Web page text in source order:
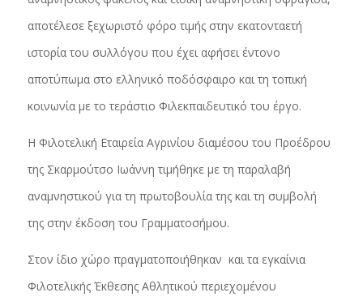
αποτέλεσε ξεχωριστό φόρο τιμής στην εκατονταετή
ιστορία του συλλόγου που έχει αφήσει έντονο
αποτύπωμα στο ελληνικό ποδόσφαιρο και τη τοπική
κοινωνία με το τεράστιο Φιλεκπαιδευτικό του έργο.
Η Φιλοτελική Εταιρεία Αγρινίου διαμέσου του Προέδρου
της Σκαρμούτσο Ιωάννη τιμήθηκε με τη παραλαβή
αναμνηστικού για τη πρωτοβουλία της και τη συμβολή
της στην έκδοση του Γραμματοσήμου.
Στον ίδιο χώρο πραγματοποιήθηκαν και τα εγκαίνια
Φιλοτελικής Έκθεσης Αθλητικού περιεχομένου